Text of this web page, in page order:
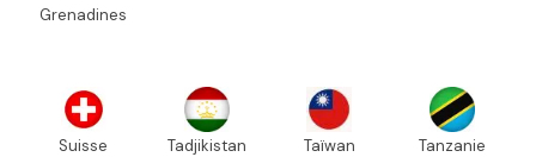
Grenadines
Suisse Tadjikistan Taïwan Tanzanie